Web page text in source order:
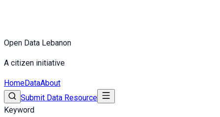
Open Data Lebanon
A citizen initiative
HomeDataAbout
Submit Data Resource
Keyword